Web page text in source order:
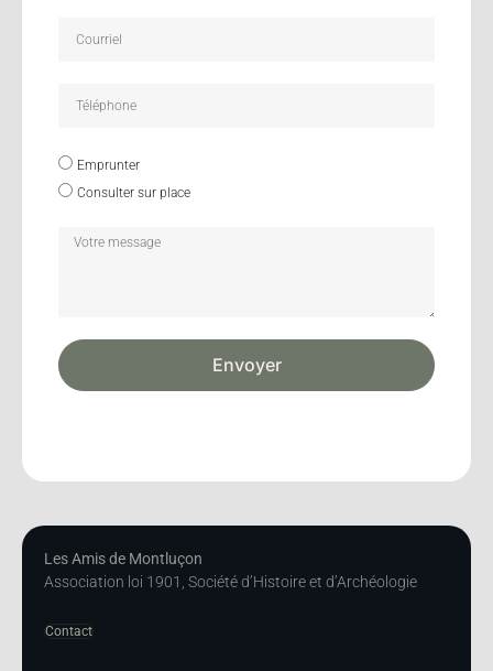
Emprunter
Consulter sur place
Envoyer
Les Amis de Montluçon
Association loi 1901, Société d’Histoire et d’Archéologie
Contact